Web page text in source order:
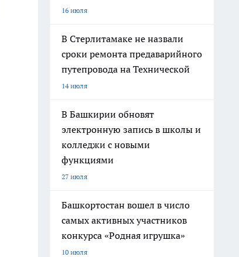
16 июля
В Стерлитамаке не назвали
сроки ремонта предаварийного
путепровода на Технической
14 июля
В Башкирии обновят
электронную запись в школы и
колледжи с новыми
функциями
27 июля
Башкортостан вошел в число
самых активных участников
конкурса «Родная игрушка»
10 июля